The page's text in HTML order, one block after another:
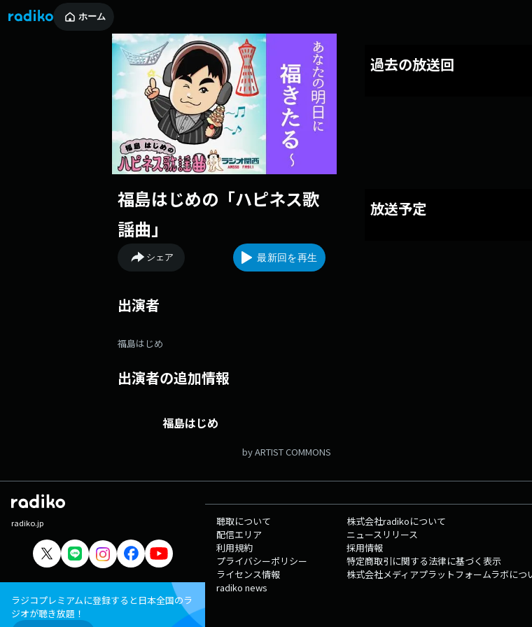
ホーム
福島はじめの「ハピネス歌
謡曲」
シェア 最新回を再生
過去の放送回
放送予定
出演者
福島はじめ
出演者の追加情報
福島はじめ
by ARTIST COMMONS
radiko.jp
ラジコプレミアムに登録すると日本全国のラ
ジオが聴き放題！
聴取について
配信エリア
利用規約
プライバシーポリシー
ライセンス情報
radiko news
株式会社radikoについて
ニュースリリース
採用情報
特定商取引に関する法律に基づく表示
株式会社メディアプラットフォームラボにつ